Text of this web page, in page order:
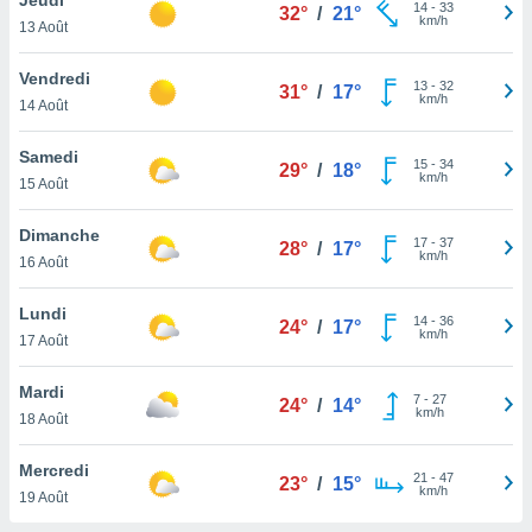
et
»,
au
vous
qu'ils
ou
le
ainsi
un
la
du
13 Août
32° / 21° 14- 33
km/h
Vendredi
14 Août
31° / 17° 13- 32
km/h
Samedi
15 Août
29° / 18° 15- 34
km/h
Dimanche
16 Août
28° / 17° 17- 37
km/h
Lundi
17 Août
24° / 17° 14- 36
km/h
Mardi
18 Août
24° / 14° 7- 27
km/h
Mercredi
19 Août
23° / 15° 21 - 47
km/h